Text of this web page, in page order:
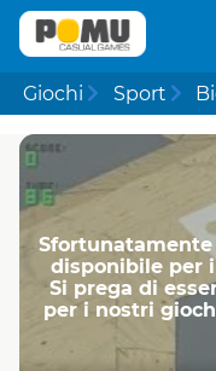
Giochi Sport
disponibile per
Si prega di
per i nostri